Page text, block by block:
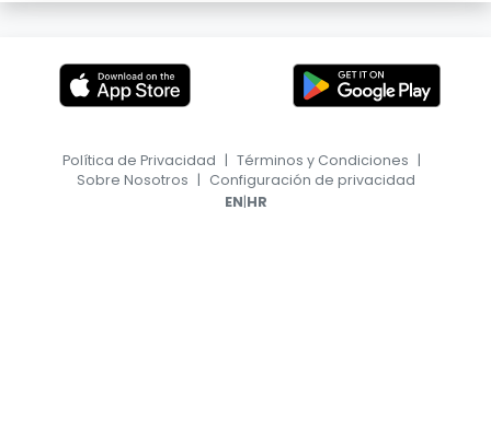
Política de Privacidad | Términos y Condiciones |
Sobre Nosotros | Configuración de privacidad
EN|HR